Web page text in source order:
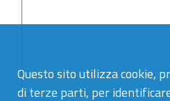
Questo sito utilizza cookie,
di terze parti, per